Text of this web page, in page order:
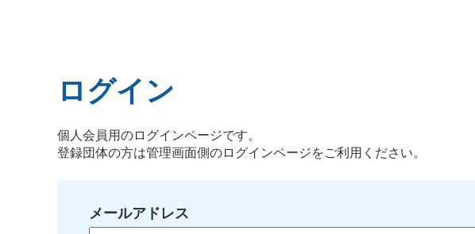
ログイン
個人会員用のログインページです。
登録団体の方は管理画面側のログインページをご利用ください。
メールアドレス